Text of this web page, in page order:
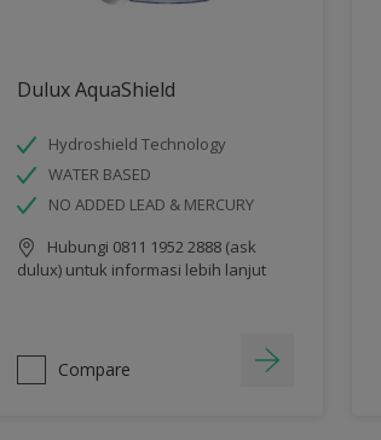
Dulux AquaShield
Hydroshield Technology
WATER BASED
NO ADDED LEAD & MERCURY
Hubungi 0811 1952 2888 (ask
dulux) untuk informasi lebih lanjut
Compare